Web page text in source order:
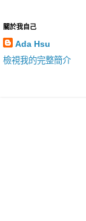
關於我自己
Ada Hsu
檢視我的完整簡介